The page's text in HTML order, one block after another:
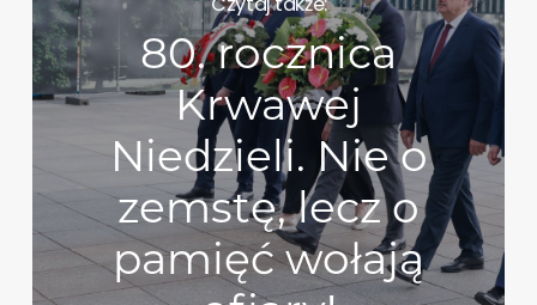
80. rocznica
Krwawej
Niedzieli. Nie o
zemstę, lecz o
pamięć wołają